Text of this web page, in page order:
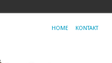
HOME KONTAKT